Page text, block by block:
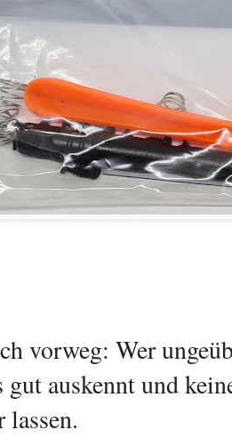
vorweg: Wer
gut auskennt und
lassen.